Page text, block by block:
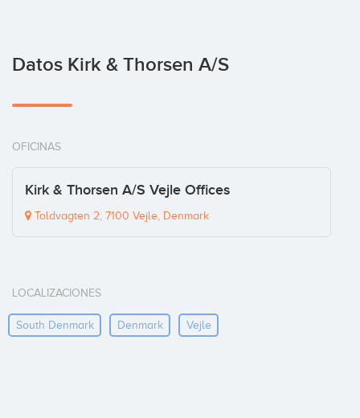
Datos Kirk & Thorsen A/S
OFICINAS
Kirk & Thorsen A/S Vejle Offices
Toldvagten 2, 7100 Vejle, Denmark
LOCALIZACIONES
South Denmark Denmark Vejle